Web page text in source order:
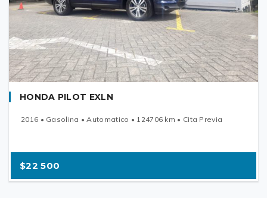
HONDA PILOT EXLN
2016 • Gasolina • Automatico • 124706 km • Cita Previa
$22 500